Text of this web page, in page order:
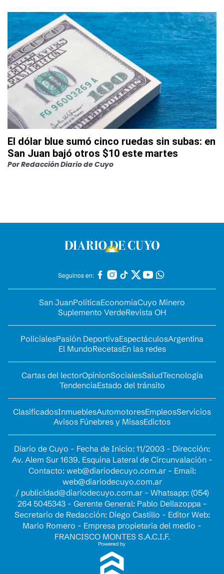
El dólar blue sumó cinco ruedas sin subas: en
San Juan bajó otros $10 este martes
PorRedacción Diario de Cuyo
Seguinos en:
San JuanPolíticaEconomíaCuyo Minero
Suplemento VerdeRevista OH
PolicialesPasión DeportivaEspectáculosArgentina
El MundoRecetasEn las redes
Cartas del lectorOpinionSocialesSaludTecnología
TendenciaEstado del tránsito
ClasificadosInmueblesAutomotoresEmpleosServicios
Avisos Fúnebres y MisasEdictos
Diario de Cuyo - Fecha de Inicio: 11/2003 - Dirección:
Av. Alem Sur 1639. Esquina Lateral de Circunvalación -
Contacto: web@diariodecuyo.com.ar- Email:
web@diariodecuyo.com.ar
/ publicidad@diariodecuyo.com.ar- Whatsapp: (054)
264 5045343 - Gerente General: Pablo Dellazoppa -
Secretario de Redacción: Diego Castillo - Editor Web:
Mario Romero - Empresa propietaria del medio -
FRANCISCO MONTES S.A.C.I.F.